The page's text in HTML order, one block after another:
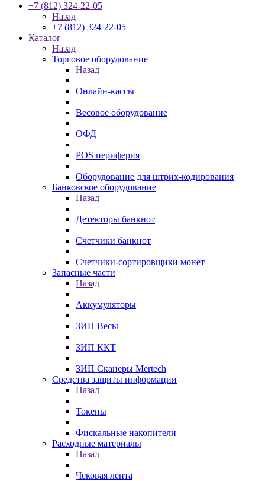
+7 (812) 324-22-05
Назад
+7 (812) 324-22-05
Каталог
Назад
Торговое оборудование
Назад
Онлайн-кассы
Весовое оборудование
ОФД
POS периферия
Оборудование для штрих-кодирования
Банковское оборудование
Назад
Детекторы банкнот
Счетчики банкнот
Счетчики-сортировщики монет
Запасные части
Назад
Аккумуляторы
ЗИП Весы
ЗИП ККТ
ЗИП Сканеры Mertech
Средства защиты информации
Назад
Токены
Фискальные накопители
Расходные материалы
Назад
Чековая лента